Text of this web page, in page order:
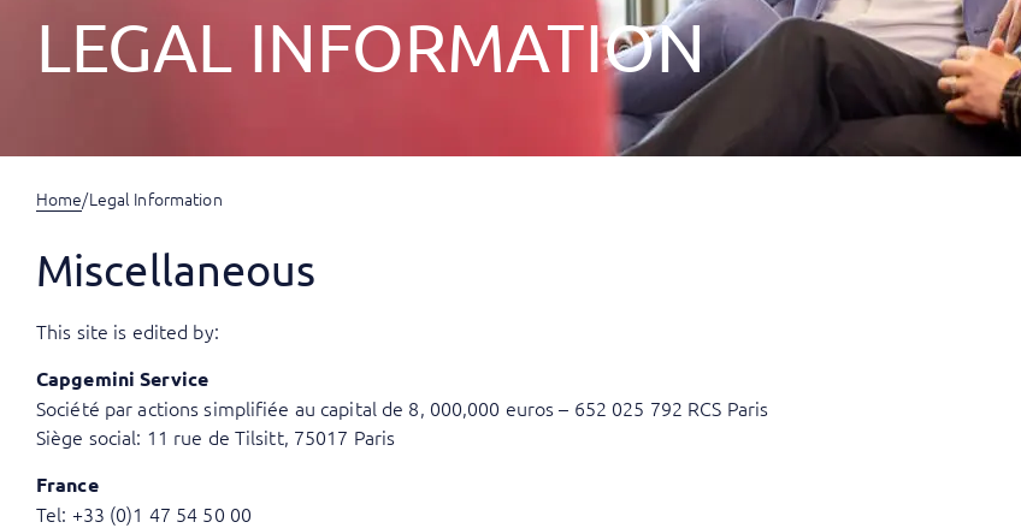
LEGAL INFORMATION
Home/Legal Information
Miscellaneous
This site is edited by:
Capgemini Service
Société par actions simplifiée au capital de 8, 000,000 euros – 652 025 792 RCS Paris
Siège social: 11 rue de Tilsitt, 75017 Paris
France
Tel: +33 (0)1 47 54 50 00